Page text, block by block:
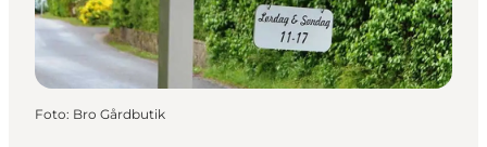
Foto: Bro Gårdbutik